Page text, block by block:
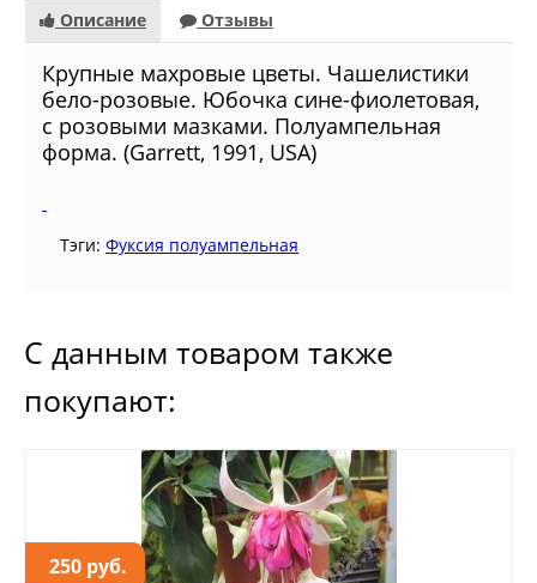
Описание Отзывы
Крупные махровые цветы. Чашелистики
бело-розовые. Юбочка сине-фиолетовая,
с розовыми мазками. Полуампельная
форма. (Garrett, 1991, USA)
Тэги: Фуксия полуампельная
С данным товаром также
покупают:
250 руб.